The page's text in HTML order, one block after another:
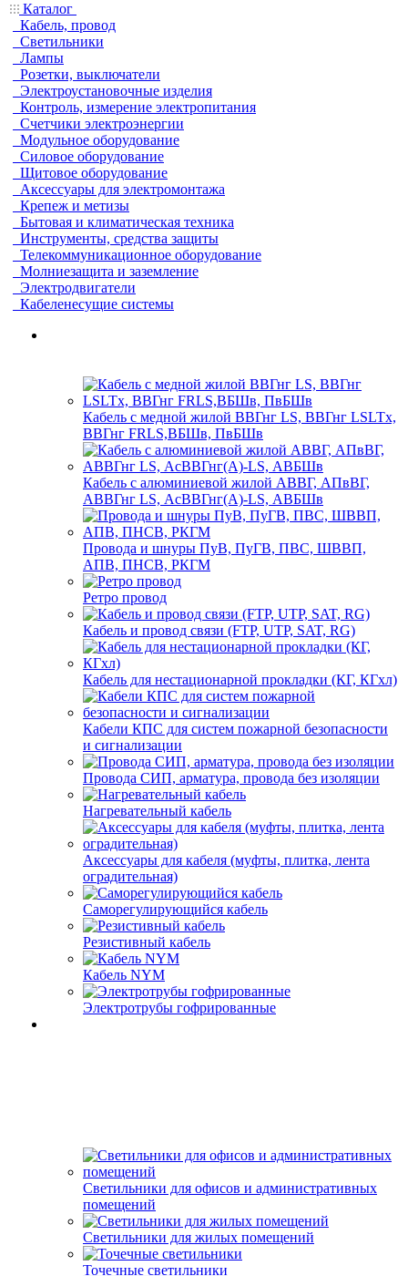
Каталог
Кабель, провод
Светильники
Лампы
Розетки, выключатели
Электроустановочные изделия
Контроль, измерение электропитания
Счетчики электроэнергии
Модульное оборудование
Силовое оборудование
Щитовое оборудование
Аксессуары для электромонтажа
Крепеж и метизы
Бытовая и климатическая техника
Инструменты, средства защиты
Телекоммуникационное оборудование
Молниезащита и заземление
Электродвигатели
Кабеленесущие системы
Кабель с медной жилой ВВГнг LS, ВВГнг LSLTx,
ВВГнг FRLS,ВБШв, ПвБШв
Кабель с алюминиевой жилой АВВГ, АПвВГ,
АВВГнг LS, АсВВГнг(А)-LS, АВБШв
Провода и шнуры ПуВ, ПуГВ, ПВС, ШВВП,
АПВ, ПНСВ, РКГМ
Ретро провод
Кабель и провод связи (FTP, UTP, SAT, RG)
Кабель для нестационарной прокладки (КГ, КГхл)
Кабели КПС для систем пожарной безопасности
и сигнализации
Провода СИП, арматура, провода без изоляции
Нагревательный кабель
Аксессуары для кабеля (муфты, плитка, лента
оградительная)
Саморегулирующийся кабель
Резистивный кабель
Кабель NYM
Электротрубы гофрированные
Светильники для офисов и административных
помещений
Светильники для жилых помещений
Точечные светильники